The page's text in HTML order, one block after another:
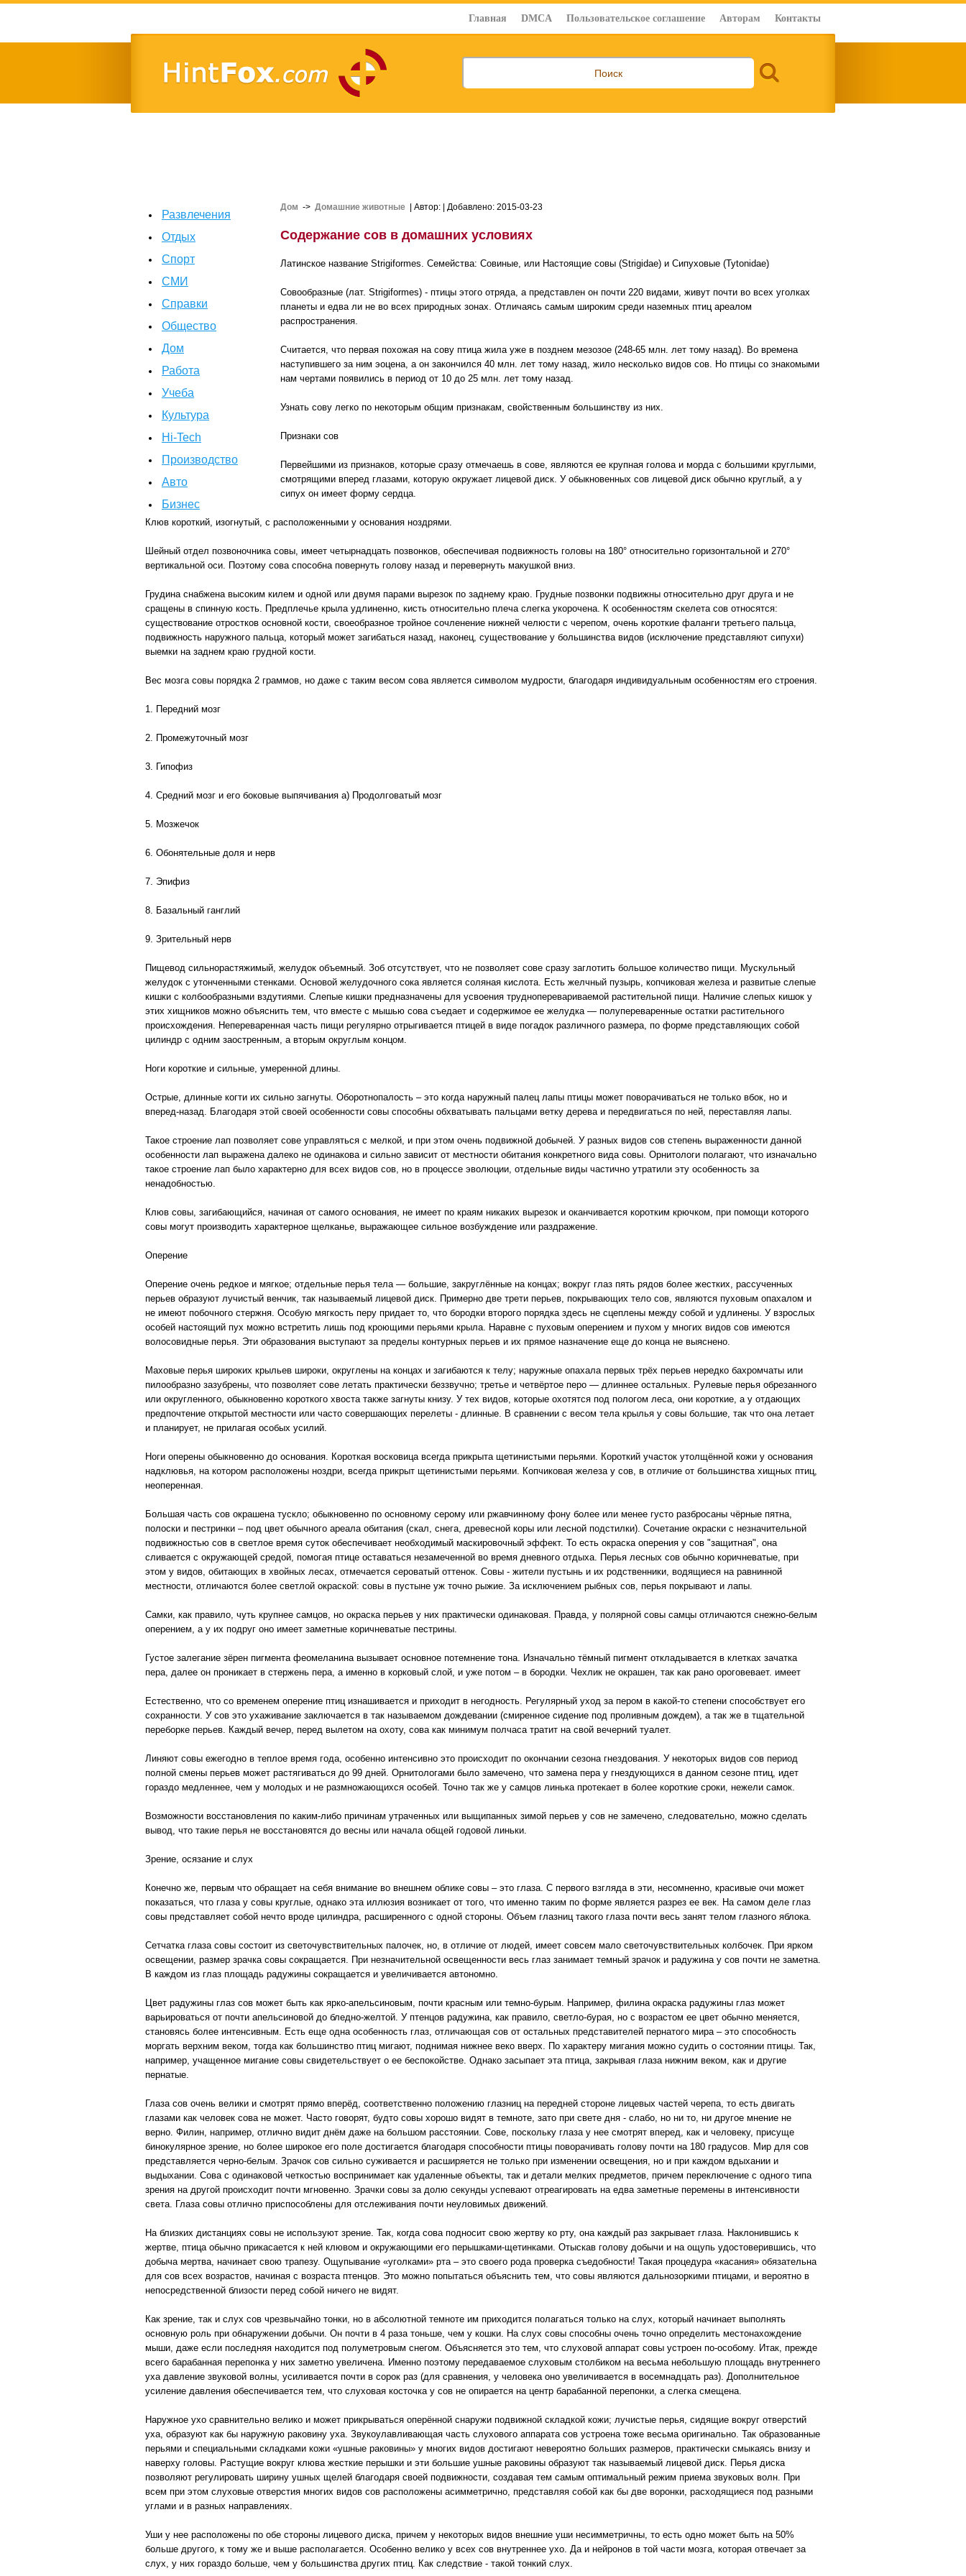
Главная DMCA Пользовательское соглашение Авторам Контакты
Развлечения
Отдых
Спорт
СМИ
Справки
Общество
Дом
Работа
Учеба
Культура
Hi-Tech
Производство
Авто
Бизнес
Дом -> Домашние животные | Автор: | Добавлено: 2015-03-23
Содержание сов в домашних условиях
Латинское название Strigiformes. Семейства: Совиные, или Настоящие совы (Strigidae) и Сипуховые (Tytonidae)
Совообразные (лат. Strigiformes) - птицы этого отряда, а представлен он почти 220 видами, живут почти во всех уголках
планеты и едва ли не во всех природных зонах. Отличаясь самым широким среди наземных птиц ареалом
распространения.
Считается, что первая похожая на сову птица жила уже в позднем мезозое (248-65 млн. лет тому назад). Во времена
наступившего за ним эоцена, а он закончился 40 млн. лет тому назад, жило несколько видов сов. Но птицы со знакомыми
нам чертами появились в период от 10 до 25 млн. лет тому назад.
Узнать сову легко по некоторым общим признакам, свойственным большинству из них.
Признаки сов
Первейшими из признаков, которые сразу отмечаешь в сове, являются ее крупная голова и морда с большими круглыми,
смотрящими вперед глазами, которую окружает лицевой диск. У обыкновенных сов лицевой диск обычно круглый, а у
сипух он имеет форму сердца.
Клюв короткий, изогнутый, с расположенными у основания ноздрями.
Шейный отдел позвоночника совы, имеет четырнадцать позвонков, обеспечивая подвижность головы на 180° относительно горизонтальной и 270°
вертикальной оси. Поэтому сова способна повернуть голову назад и перевернуть макушкой вниз.
Грудина снабжена высоким килем и одной или двумя парами вырезок по заднему краю. Грудные позвонки подвижны относительно друг друга и не
сращены в спинную кость. Предплечье крыла удлиненно, кисть относительно плеча слегка укорочена. К особенностям скелета сов относятся:
существование отростков основной кости, своеобразное тройное сочленение нижней челюсти с черепом, очень короткие фаланги третьего пальца,
подвижность наружного пальца, который может загибаться назад, наконец, существование у большинства видов (исключение представляют сипухи)
выемки на заднем краю грудной кости.
Вес мозга совы порядка 2 граммов, но даже с таким весом сова является символом мудрости, благодаря индивидуальным особенностям его строения.
1. Передний мозг
2. Промежуточный мозг
3. Гипофиз
4. Средний мозг и его боковые выпячивания а) Продолговатый мозг
5. Мозжечок
6. Обонятельные доля и нерв
7. Эпифиз
8. Базальный ганглий
9. Зрительный нерв
Пищевод сильнорастяжимый, желудок объемный. Зоб отсутствует, что не позволяет сове сразу заглотить большое количество пищи. Мускульный
желудок с утонченными стенками. Основой желудочного сока является соляная кислота. Есть желчный пузырь, копчиковая железа и развитые слепые
кишки с колбообразными вздутиями. Слепые кишки предназначены для усвоения трудноперевариваемой растительной пищи. Наличие слепых кишок у
этих хищников можно объяснить тем, что вместе с мышью сова съедает и содержимое ее желудка — полупереваренные остатки растительного
происхождения. Непереваренная часть пищи регулярно отрыгивается птицей в виде погадок различного размера, по форме представляющих собой
цилиндр с одним заостренным, а вторым округлым концом.
Ноги короткие и сильные, умеренной длины.
Острые, длинные когти их сильно загнуты. Оборотнопалость – это когда наружный палец лапы птицы может поворачиваться не только вбок, но и
вперед-назад. Благодаря этой своей особенности совы способны обхватывать пальцами ветку дерева и передвигаться по ней, переставляя лапы.
Такое строение лап позволяет сове управляться с мелкой, и при этом очень подвижной добычей. У разных видов сов степень выраженности данной
особенности лап выражена далеко не одинакова и сильно зависит от местности обитания конкретного вида совы. Орнитологи полагают, что изначально
такое строение лап было характерно для всех видов сов, но в процессе эволюции, отдельные виды частично утратили эту особенность за
ненадобностью.
Клюв совы, загибающийся, начиная от самого основания, не имеет по краям никаких вырезок и оканчивается коротким крючком, при помощи которого
совы могут производить характерное щелканье, выражающее сильное возбуждение или раздражение.
Оперение
Оперение очень редкое и мягкое; отдельные перья тела — большие, закруглённые на концах; вокруг глаз пять рядов более жестких, рассученных
перьев образуют лучистый венчик, так называемый лицевой диск. Примерно две трети перьев, покрывающих тело сов, являются пуховым опахалом и
не имеют побочного стержня. Особую мягкость перу придает то, что бородки второго порядка здесь не сцеплены между собой и удлинены. У взрослых
особей настоящий пух можно встретить лишь под кроющими перьями крыла. Наравне с пуховым оперением и пухом у многих видов сов имеются
волосовидные перья. Эти образования выступают за пределы контурных перьев и их прямое назначение еще до конца не выяснено.
Маховые перья широких крыльев широки, округлены на концах и загибаются к телу; наружные опахала первых трёх перьев нередко бахромчаты или
пилообразно зазубрены, что позволяет сове летать практически беззвучно; третье и четвёртое перо — длиннее остальных. Рулевые перья обрезанного
или округленного, обыкновенно короткого хвоста также загнуты книзу. У тех видов, которые охотятся под пологом леса, они короткие, а у отдающих
предпочтение открытой местности или часто совершающих перелеты - длинные. В сравнении с весом тела крылья у совы большие, так что она летает
и планирует, не прилагая особых усилий.
Ноги оперены обыкновенно до основания. Короткая восковица всегда прикрыта щетинистыми перьями. Короткий участок утолщённой кожи у основания
надклювья, на котором расположены ноздри, всегда прикрыт щетинистыми перьями. Копчиковая железа у сов, в отличие от большинства хищных птиц,
неоперенная.
Большая часть сов окрашена тускло; обыкновенно по основному серому или ржавчинному фону более или менее густо разбросаны чёрные пятна,
полоски и пестринки – под цвет обычного ареала обитания (скал, снега, древесной коры или лесной подстилки). Сочетание окраски с незначительной
подвижностью сов в светлое время суток обеспечивает необходимый маскировочный эффект. То есть окраска оперения у сов "защитная", она
сливается с окружающей средой, помогая птице оставаться незамеченной во время дневного отдыха. Перья лесных сов обычно коричневатые, при
этом у видов, обитающих в хвойных лесах, отмечается сероватый оттенок. Совы - жители пустынь и их родственники, водящиеся на равнинной
местности, отличаются более светлой окраской: совы в пустыне уж точно рыжие. За исключением рыбных сов, перья покрывают и лапы.
Самки, как правило, чуть крупнее самцов, но окраска перьев у них практически одинаковая. Правда, у полярной совы самцы отличаются снежно-белым
оперением, а у их подруг оно имеет заметные коричневатые пестрины.
Густое залегание зёрен пигмента феомеланина вызывает основное потемнение тона. Изначально тёмный пигмент откладывается в клетках зачатка
пера, далее он проникает в стержень пера, а именно в корковый слой, и уже потом – в бородки. Чехлик не окрашен, так как рано ороговевает. имеет
Естественно, что со временем оперение птиц изнашивается и приходит в негодность. Регулярный уход за пером в какой-то степени способствует его
сохранности. У сов это ухаживание заключается в так называемом дождевании (смиренное сидение под проливным дождем), а так же в тщательной
переборке перьев. Каждый вечер, перед вылетом на охоту, сова как минимум полчаса тратит на свой вечерний туалет.
Линяют совы ежегодно в теплое время года, особенно интенсивно это происходит по окончании сезона гнездования. У некоторых видов сов период
полной смены перьев может растягиваться до 99 дней. Орнитологами было замечено, что замена пера у гнездующихся в данном сезоне птиц, идет
гораздо медленнее, чем у молодых и не размножающихся особей. Точно так же у самцов линька протекает в более короткие сроки, нежели самок.
Возможности восстановления по каким-либо причинам утраченных или выщипанных зимой перьев у сов не замечено, следовательно, можно сделать
вывод, что такие перья не восстановятся до весны или начала общей годовой линьки.
Зрение, осязание и слух
Конечно же, первым что обращает на себя внимание во внешнем облике совы – это глаза. С первого взгляда в эти, несомненно, красивые очи может
показаться, что глаза у совы круглые, однако эта иллюзия возникает от того, что именно таким по форме является разрез ее век. На самом деле глаз
совы представляет собой нечто вроде цилиндра, расширенного с одной стороны. Объем глазниц такого глаза почти весь занят телом глазного яблока.
Сетчатка глаза совы состоит из светочувствительных палочек, но, в отличие от людей, имеет совсем мало светочувствительных колбочек. При ярком
освещении, размер зрачка совы сокращается. При незначительной освещенности весь глаз занимает темный зрачок и радужина у сов почти не заметна.
В каждом из глаз площадь радужины сокращается и увеличивается автономно.
Цвет радужины глаз сов может быть как ярко-апельсиновым, почти красным или темно-бурым. Например, филина окраска радужины глаз может
варьироваться от почти апельсиновой до бледно-желтой. У птенцов радужина, как правило, светло-бурая, но с возрастом ее цвет обычно меняется,
становясь более интенсивным. Есть еще одна особенность глаз, отличающая сов от остальных представителей пернатого мира – это способность
моргать верхним веком, тогда как большинство птиц мигают, поднимая нижнее веко вверх. По характеру мигания можно судить о состоянии птицы. Так,
например, учащенное мигание совы свидетельствует о ее беспокойстве. Однако засыпает эта птица, закрывая глаза нижним веком, как и другие
пернатые.
Глаза сов очень велики и смотрят прямо вперёд, соответственно положению глазниц на передней стороне лицевых частей черепа, то есть двигать
глазами как человек сова не может. Часто говорят, будто совы хорошо видят в темноте, зато при свете дня - слабо, но ни то, ни другое мнение не
верно. Филин, например, отлично видит днём даже на большом расстоянии. Сове, поскольку глаза у нее смотрят вперед, как и человеку, присуще
бинокулярное зрение, но более широкое его поле достигается благодаря способности птицы поворачивать голову почти на 180 градусов. Мир для сов
представляется черно-белым. Зрачок сов сильно суживается и расширяется не только при изменении освещения, но и при каждом вдыхании и
выдыхании. Сова с одинаковой четкостью воспринимает как удаленные объекты, так и детали мелких предметов, причем переключение с одного типа
зрения на другой происходит почти мгновенно. Зрачки совы за долю секунды успевают отреагировать на едва заметные перемены в интенсивности
света. Глаза совы отлично приспособлены для отслеживания почти неуловимых движений.
На близких дистанциях совы не используют зрение. Так, когда сова подносит свою жертву ко рту, она каждый раз закрывает глаза. Наклонившись к
жертве, птица обычно прикасается к ней клювом и окружающими его перышками-щетинками. Отыскав голову добычи и на ощупь удостоверившись, что
добыча мертва, начинает свою трапезу. Ощупывание «уголками» рта – это своего рода проверка съедобности! Такая процедура «касания» обязательна
для сов всех возрастов, начиная с возраста птенцов. Это можно попытаться объяснить тем, что совы являются дальнозоркими птицами, и вероятно в
непосредственной близости перед собой ничего не видят.
Как зрение, так и слух сов чрезвычайно тонки, но в абсолютной темноте им приходится полагаться только на слух, который начинает выполнять
основную роль при обнаружении добычи. Он почти в 4 раза тоньше, чем у кошки. На слух совы способны очень точно определить местонахождение
мыши, даже если последняя находится под полуметровым снегом. Объясняется это тем, что слуховой аппарат совы устроен по-особому. Итак, прежде
всего барабанная перепонка у них заметно увеличена. Именно поэтому передаваемое слуховым столбиком на весьма небольшую площадь внутреннего
уха давление звуковой волны, усиливается почти в сорок раз (для сравнения, у человека оно увеличивается в восемнадцать раз). Дополнительное
усиление давления обеспечивается тем, что слуховая косточка у сов не опирается на центр барабанной перепонки, а слегка смещена.
Наружное ухо сравнительно велико и может прикрываться оперённой снаружи подвижной складкой кожи; лучистые перья, сидящие вокруг отверстий
уха, образуют как бы наружную раковину уха. Звукоулавливающая часть слухового аппарата сов устроена тоже весьма оригинально. Так образованные
перьями и специальными складками кожи «ушные раковины» у многих видов достигают невероятно больших размеров, практически смыкаясь внизу и
наверху головы. Растущие вокруг клюва жесткие перышки и эти большие ушные раковины образуют так называемый лицевой диск. Перья диска
позволяют регулировать ширину ушных щелей благодаря своей подвижности, создавая тем самым оптимальный режим приема звуковых волн. При
всем при этом слуховые отверстия многих видов сов расположены асимметрично, представляя собой как бы две воронки, расходящиеся под разными
углами и в разных направлениях.
Уши у нее расположены по обе стороны лицевого диска, причем у некоторых видов внешние уши несимметричны, то есть одно может быть на 50%
больше другого, к тому же и выше располагается. Особенно велико у всех сов внутреннее ухо. Да и нейронов в той части мозга, которая отвечает за
слух, у них гораздо больше, чем у большинства других птиц. Как следствие - такой тонкий слух.